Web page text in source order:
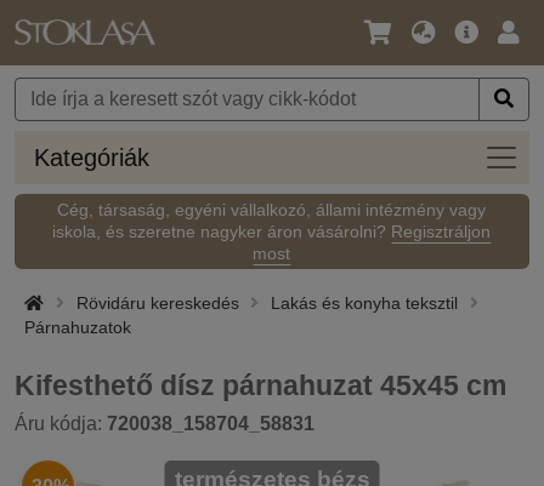
Nyelv
Pénznem
Fő
Kategóriák
Cég, társaság, egyéni vállalkozó, állami intézmény vagy
iskola, és szeretne nagyker áron vásárolni? Regisztráljon
most
Rövidáru kereskedés
Lakás és konyha teksztil
Párnahuzatok
Kifesthető dísz párnahuzat 45x45 cm
Áru kódja: 720038_158704_58831
természetes bézs